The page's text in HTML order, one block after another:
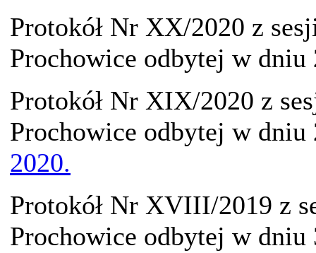
Protokół Nr XX/2020 z
Prochowice odbytej w
Protokół Nr XIX/2020 z
Prochowice odbytej w
2020.
Protokół Nr XVIII/2019 z
Prochowice odbytej w